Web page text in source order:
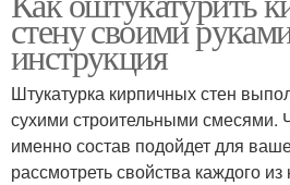
стену своими
инструкция
Штукатурка кирпичных стен
сухими строительными смесями.
именно состав подойдет для
рассмотреть свойства каждого из